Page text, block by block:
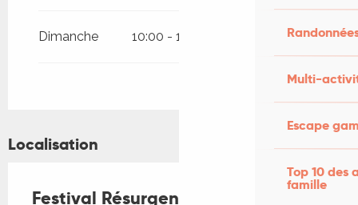
Multi-
Escape
Top 10 des
famille
Dimanche 10:00 - 18:30
Localisation
Festival Résurgence X : Exposition